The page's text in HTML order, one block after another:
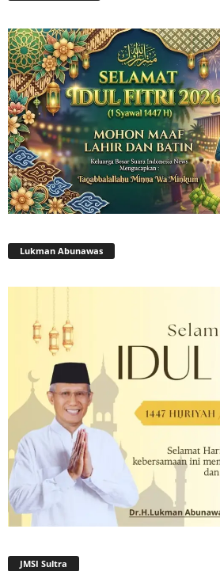
Lukman Abunawas
JMSI Sultra